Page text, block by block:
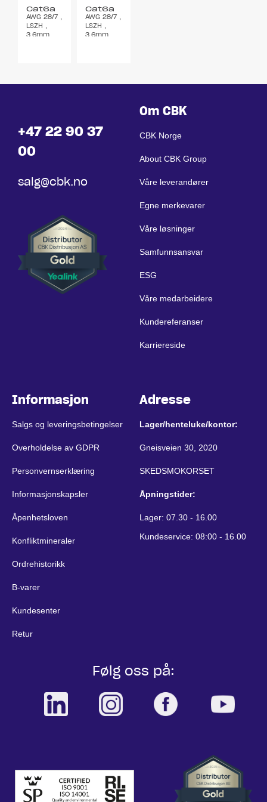
Cat6a
rød 3m
AWG 28/7 ,
LSZH ,
3,6mm
Cat6a
grønn
3m
AWG 28/7 ,
LSZH ,
3,6mm
+47 22 90 37
00
salg@cbk.no
Om CBK
CBK Norge
About CBK Group
Våre leverandører
Egne merkevarer
Våre løsninger
Samfunnsansvar
ESG
Våre medarbeidere
Kundereferanser
Karriereside
Informasjon
Salgs og leveringsbetingelser
Overholdelse av GDPR
Personvernserklæring
Informasjonskapsler
Åpenhetsloven
Konfliktmineraler
Ordrehistorikk
B-varer
Kundesenter
Retur
Adresse
Lager/henteluke/kontor:
Gneisveien 30, 2020
SKEDSMOKORSET
Åpningstider:
Lager: 07.30 - 16.00
Kundeservice: 08:00 - 16.00
Følg oss på: